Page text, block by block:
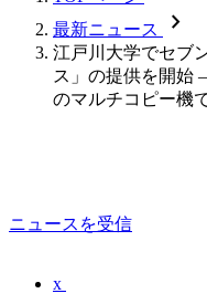
最新ニュース chevron_forward
江戸川大学でセブ
ス」の提供を開始
のマルチコピー機
ニュースを受信
x